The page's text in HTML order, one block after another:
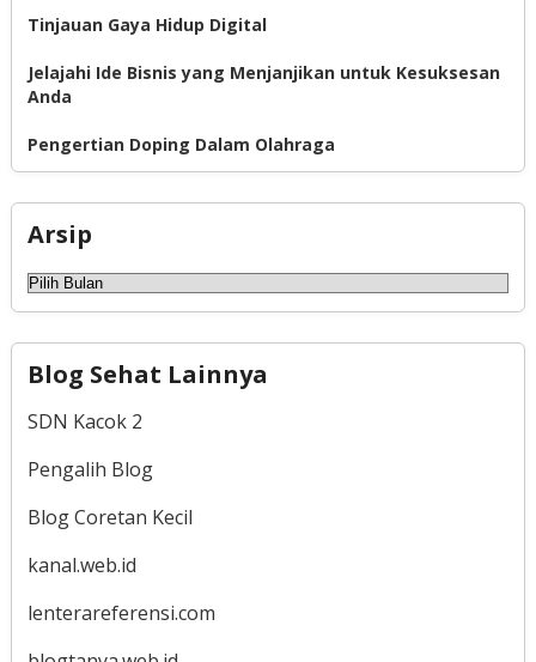
Tinjauan Gaya Hidup Digital
Jelajahi Ide Bisnis yang Menjanjikan untuk Kesuksesan
Anda
Pengertian Doping Dalam Olahraga
Arsip
Arsip
Blog Sehat Lainnya
SDN Kacok 2
Pengalih Blog
Blog Coretan Kecil
kanal.web.id
lenterareferensi.com